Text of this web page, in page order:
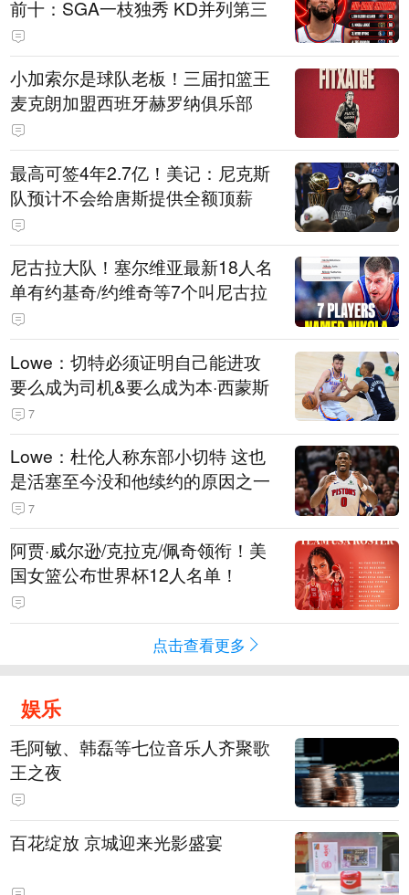
前十：SGA一枝独秀 KD并列第三
小加索尔是球队老板！三届扣篮王
麦克朗加盟西班牙赫罗纳俱乐部
最高可签4年2.7亿！美记：尼克斯
队预计不会给唐斯提供全额顶薪
尼古拉大队！塞尔维亚最新18人名
单有约基奇/约维奇等7个叫尼古拉
Lowe：切特必须证明自己能进攻
要么成为司机&要么成为本·西蒙斯
7
Lowe：杜伦人称东部小切特 这也
是活塞至今没和他续约的原因之一
7
阿贾·威尔逊/克拉克/佩奇领衔！美
国女篮公布世界杯12人名单！
点击查看更多
娱乐
毛阿敏、韩磊等七位音乐人齐聚歌
王之夜
百花绽放 京城迎来光影盛宴